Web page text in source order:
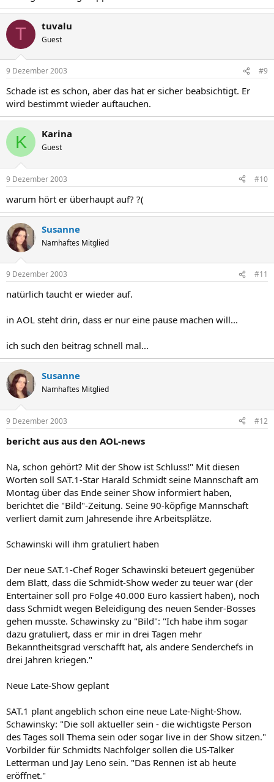
T tuvalu
Guest
9 Dezember 2003 #9
Schade ist es schon, aber das hat er sicher beabsichtigt. Er
wird bestimmt wieder auftauchen.
K Karina
Guest
9 Dezember 2003 #10
warum hört er überhaupt auf? ?(
Susanne
Namhaftes Mitglied
9 Dezember 2003 #11
natürlich taucht er wieder auf.
in AOL steht drin, dass er nur eine pause machen will...
ich such den beitrag schnell mal...
Susanne
Namhaftes Mitglied
9 Dezember 2003 #12
bericht aus aus den AOL-news
Na, schon gehört? Mit der Show ist Schluss!" Mit diesen
Worten soll SAT.1-Star Harald Schmidt seine Mannschaft am
Montag über das Ende seiner Show informiert haben,
berichtet die "Bild"-Zeitung. Seine 90-köpfige Mannschaft
verliert damit zum Jahresende ihre Arbeitsplätze.
Schawinski will ihm gratuliert haben
Der neue SAT.1-Chef Roger Schawinski beteuert gegenüber
dem Blatt, dass die Schmidt-Show weder zu teuer war (der
Entertainer soll pro Folge 40.000 Euro kassiert haben), noch
dass Schmidt wegen Beleidigung des neuen Sender-Bosses
gehen musste. Schawinsky zu "Bild": "Ich habe ihm sogar
dazu gratuliert, dass er mir in drei Tagen mehr
Bekanntheitsgrad verschafft hat, als andere Senderchefs in
drei Jahren kriegen."
Neue Late-Show geplant
SAT.1 plant angeblich schon eine neue Late-Night-Show.
Schawinsky: "Die soll aktueller sein - die wichtigste Person
des Tages soll Thema sein oder sogar live in der Show sitzen."
Vorbilder für Schmidts Nachfolger sollen die US-Talker
Letterman und Jay Leno sein. "Das Rennen ist ab heute
eröffnet."